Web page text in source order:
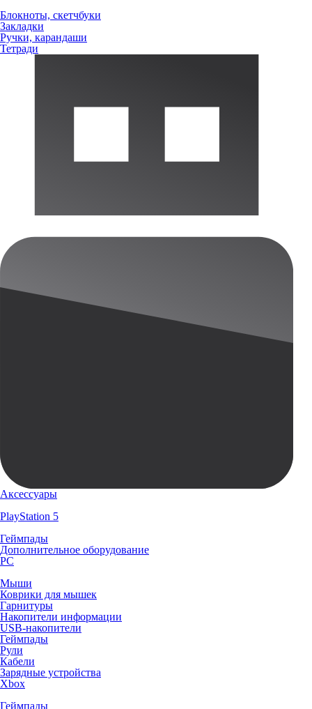
Блокноты, скетчбуки
Закладки
Ручки, карандаши
Тетради
Аксессуары
PlayStation 5
Геймпады
Дополнительное оборудование
PC
Мыши
Коврики для мышек
Гарнитуры
Накопители информации
USB-накопители
Геймпады
Рули
Кабели
Зарядные устройства
Xbox
Геймпады